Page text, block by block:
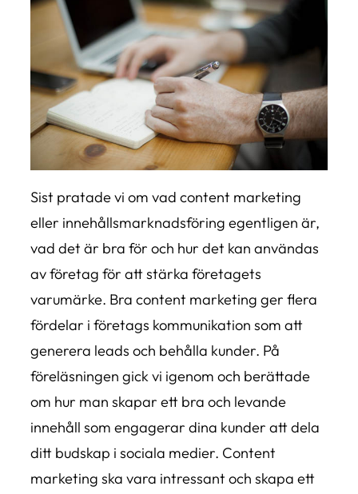
Sist pratade vi om vad content marketing
eller innehållsmarknadsföring egentligen är,
vad det är bra för och hur det kan användas
av företag för att stärka företagets
varumärke. Bra content marketing ger flera
fördelar i företags kommunikation som att
generera leads och behålla kunder. På
föreläsningen gick vi igenom och berättade
om hur man skapar ett bra och levande
innehåll som engagerar dina kunder att dela
ditt budskap i sociala medier. Content
marketing ska vara intressant och skapa ett